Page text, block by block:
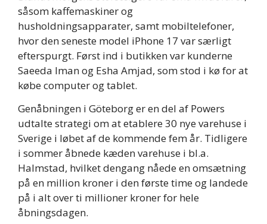
såsom kaffemaskiner og
husholdningsapparater, samt mobiltelefoner,
hvor den seneste model iPhone 17 var særligt
efterspurgt. Først ind i butikken var kunderne
Saeeda Iman og Esha Amjad, som stod i kø for at
købe computer og tablet.
Genåbningen i Göteborg er en del af Powers
udtalte strategi om at etablere 30 nye varehuse i
Sverige i løbet af de kommende fem år. Tidligere
i sommer åbnede kæden varehuse i bl.a.
Halmstad, hvilket dengang nåede en omsætning
på en million kroner i den første time og landede
på i alt over ti millioner kroner for hele
åbningsdagen.